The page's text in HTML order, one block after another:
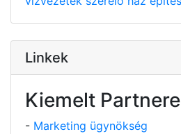
Linkek
Kiemelt
- Marketing ügynökség